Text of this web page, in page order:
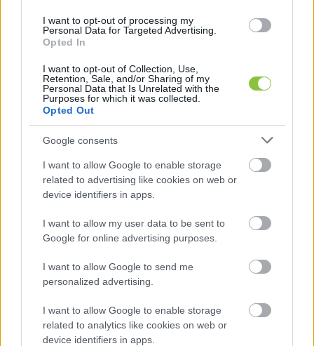
I want to opt-out of processing my
Personal Data for Targeted Advertising.
Opted In
I want to opt-out of Collection, Use,
Retention, Sale, and/or Sharing of my
Personal Data that Is Unrelated with the
Purposes for which it was collected.
Opted Out
Google consents
I want to allow Google to enable storage
related to advertising like cookies on web or
device identifiers in apps.
I want to allow my user data to be sent to
Google for online advertising purposes.
I want to allow Google to send me
personalized advertising.
I want to allow Google to enable storage
related to analytics like cookies on web or
device identifiers in apps.
különösen fontos kérdés. Mert a helyi
tájékozottság nem magától van. Ahhoz, hogy
legyen, aki kérdez, utánanéz, elmagyaráz,
számon kér és összeköti egymással a város
ügyeit, munka kell, idő kell, háttér kell. A helyi
nyilvánosság érték, de nem működik magától.
Ezért kérjük idén mi is az adó 1%-át.
Nem plusz pénzt kérünk. Egy döntést kérünk.
Azt, hogy az az összeg, amiről egyébként te
rendelkezhetsz, ne tűnjön el a nagy egészben,
hanem maradjon ott, ahol valóban számít.